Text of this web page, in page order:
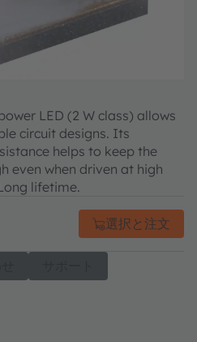
LED (2 W class) allows
circuit designs. Its
helps to keep the
even when driven at high
lifetime.
選択と注文